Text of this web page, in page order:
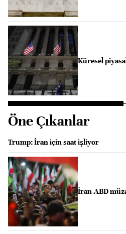
Küresel
Öne Çıkanlar
Trump: İran için saat işliyor
İran-ABD